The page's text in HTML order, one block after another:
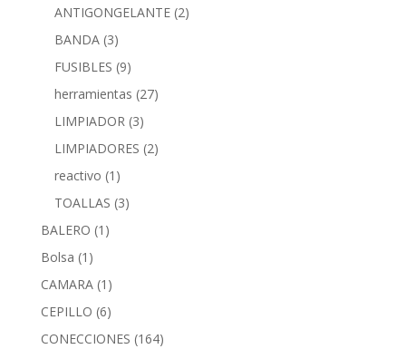
ANTIGONGELANTE (2)
BANDA (3)
FUSIBLES (9)
herramientas (27)
LIMPIADOR (3)
LIMPIADORES (2)
reactivo (1)
TOALLAS (3)
BALERO (1)
Bolsa (1)
CAMARA (1)
CEPILLO (6)
CONECCIONES (164)